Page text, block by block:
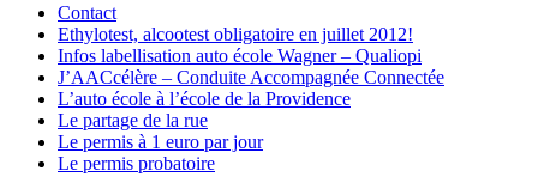
Contact
Ethylotest, alcootest obligatoire en juillet 2012!
Infos labellisation auto école Wagner – Qualiopi
J’AACcélère – Conduite Accompagnée Connectée
L’auto école à l’école de la Providence
Le partage de la rue
Le permis à 1 euro par jour
Le permis probatoire